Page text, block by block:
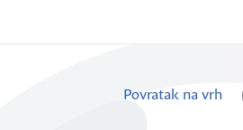
Povratak na vrh